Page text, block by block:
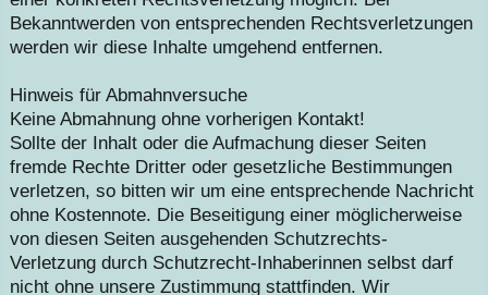
Bekanntwerden von entsprechenden Rechtsverletzungen
werden wir diese Inhalte umgehend entfernen.
Hinweis für Abmahnversuche
Keine Abmahnung ohne vorherigen Kontakt!
Sollte der Inhalt oder die Aufmachung dieser Seiten
fremde Rechte Dritter oder gesetzliche Bestimmungen
verletzen, so bitten wir um eine entsprechende Nachricht
ohne Kostennote. Die Beseitigung einer möglicherweise
von diesen Seiten ausgehenden Schutzrechts-
Verletzung durch Schutzrecht-Inhaberinnen selbst darf
nicht ohne unsere Zustimmung stattfinden. Wir